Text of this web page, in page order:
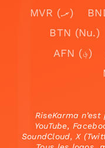
MVR (.ރ)
BTN (Nu.)
AFN (؋)
RiseKarma
YouTube,
SoundCloud, X